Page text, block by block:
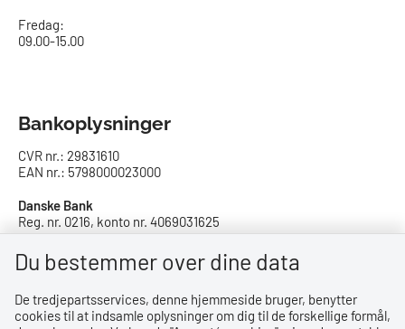
Fredag:
09.00-15.00
Bankoplysninger
CVR nr.: 29831610
EAN nr.: 5798000023000
Danske Bank
Reg. nr. 0216, konto nr. 4069031625
IBAN: DK8402164069031625
SWIFT: DABADKKK
Privatlivspolitik
Du bestemmer over dine data
De tredjepartsservices, denne hjemmeside bruger, benytter
cookies til at indsamle oplysninger om dig til de forskellige formål,